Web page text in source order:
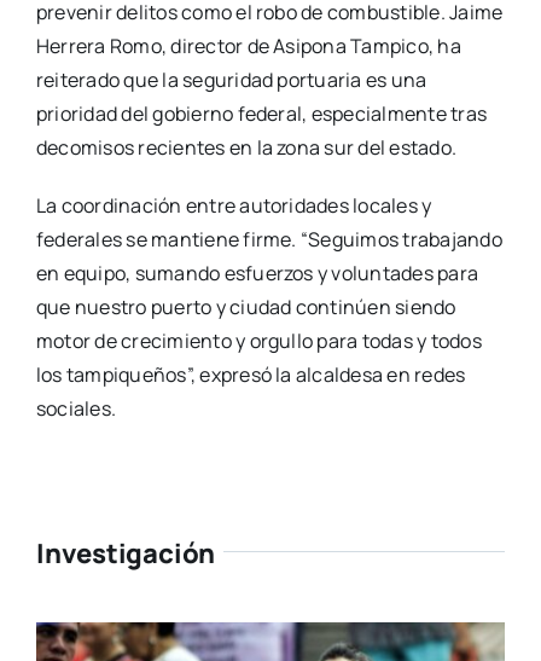
prevenir delitos como el robo de combustible. Jaime
Herrera Romo, director de Asipona Tampico, ha
reiterado que la seguridad portuaria es una
prioridad del gobierno federal, especialmente tras
decomisos recientes en la zona sur del estado.
La coordinación entre autoridades locales y
federales se mantiene firme. “Seguimos trabajando
en equipo, sumando esfuerzos y voluntades para
que nuestro puerto y ciudad continúen siendo
motor de crecimiento y orgullo para todas y todos
los tampiqueños”, expresó la alcaldesa en redes
sociales.
Investigación